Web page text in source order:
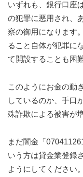
いずれも、銀行口座
の犯罪に悪用され、
察の御用になります
ること自体が犯罪に
て開設することも困
このようにお金の動
しているのか、手口
殊詐欺による被害が
まだ闇金「
いう方は貸金業登録
ようにしてください。